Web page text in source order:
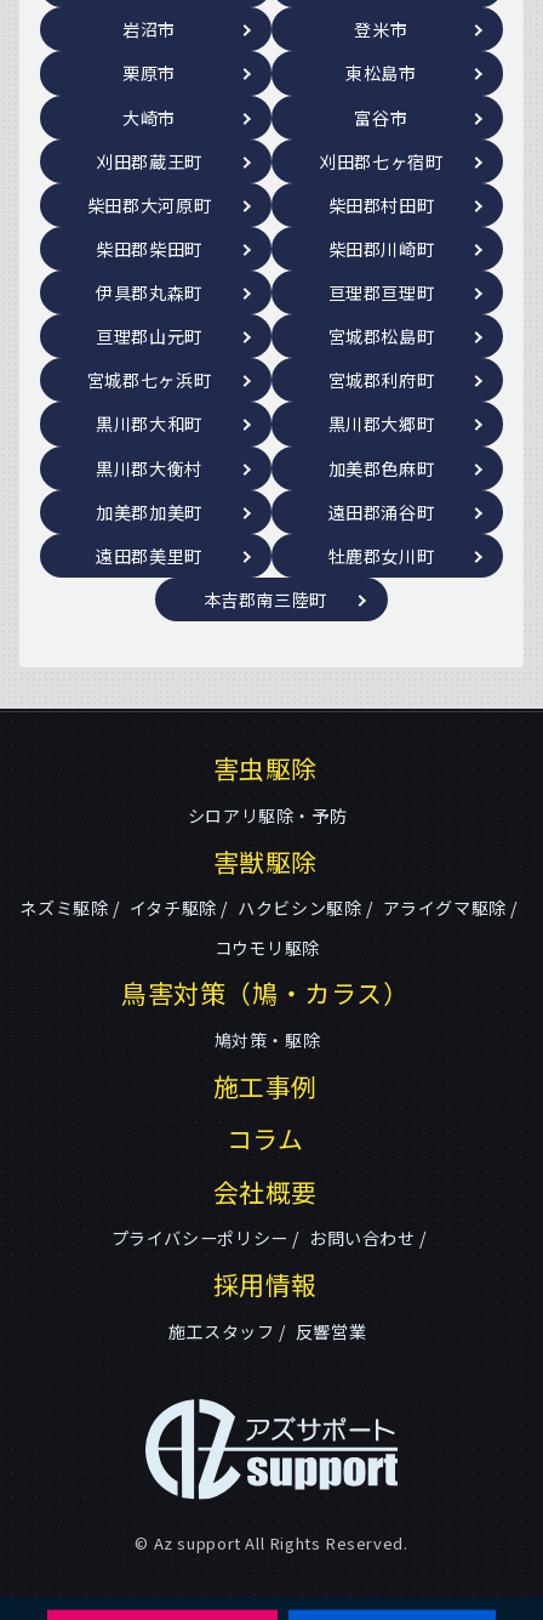
岩沼市
登米市
栗原市
東松島市
大崎市
富谷市
刈田郡蔵王町
刈田郡七ヶ宿町
柴田郡大河原町
柴田郡村田町
柴田郡柴田町
柴田郡川崎町
伊具郡丸森町
亘理郡亘理町
亘理郡山元町
宮城郡松島町
宮城郡七ヶ浜町
宮城郡利府町
黒川郡大和町
黒川郡大郷町
黒川郡大衡村
加美郡色麻町
加美郡加美町
遠田郡涌谷町
遠田郡美里町
牡鹿郡女川町
本吉郡南三陸町
害虫駆除
シロアリ駆除・予防
害獣駆除
ネズミ駆除 イタチ駆除 ハクビシン駆除
アライグマ駆除
コウモリ駆除
鳥害対策（鳩・カラス）
鳩対策・駆除
施工事例
コラム
会社概要
プライバシーポリシー お問い合わせ
採用情報
施工スタッフ 反響営業
© Az support All Rights Reserved.